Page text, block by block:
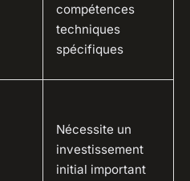
compétences
techniques
spécifiques
Nécessite un
investissement
initial important